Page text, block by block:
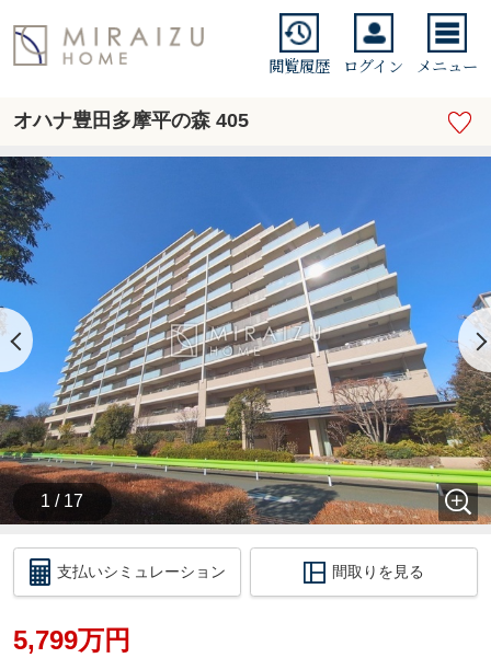
閲覧履歴 ログイン メニュー
オハナ豊田多摩平の森 405
1 / 17
支払いシミュレーション 間取りを見る
5,799万円